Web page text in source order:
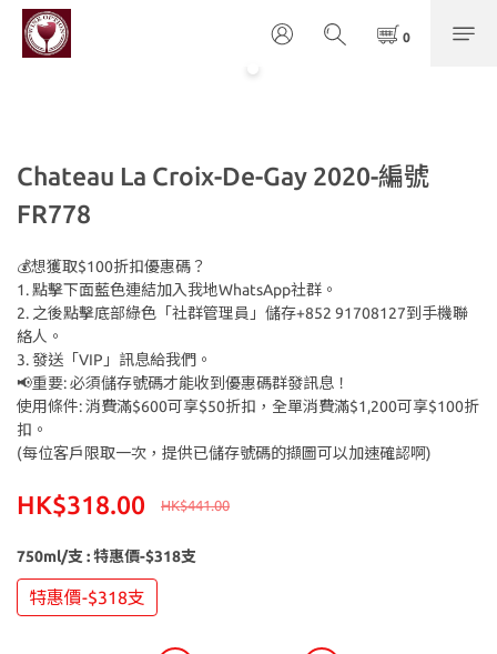
Chateau La Croix-De-Gay 2020-編號
FR778
💰想獲取$100折扣優惠碼？
1. 點擊下面藍色連結加入我地WhatsApp社群。
2. 之後點擊底部綠色「社群管理員」儲存+852 91708127到手機聯
絡人。
3. 發送「VIP」訊息給我們。
📢重要: 必須儲存號碼才能收到優惠碼群發訊息！
使用條件: 消費滿$600可享$50折扣，全單消費滿$1,200可享$100折
扣。
(每位客戶限取一次，提供已儲存號碼的擷圖可以加速確認啊)
HK$441.00
HK$318.00
750ml/支 : 特惠價-$318支
特惠價-$318支